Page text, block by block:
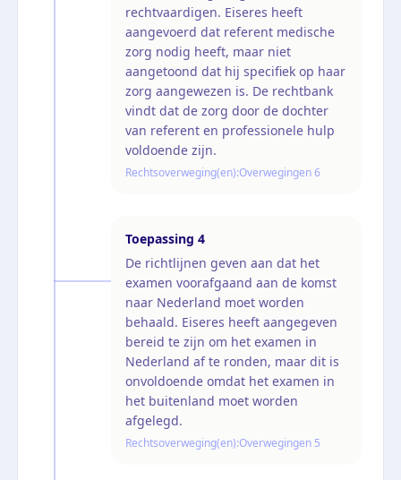
rechtvaardigen. Eiseres heeft
aangevoerd dat referent medische
zorg nodig heeft, maar niet
aangetoond dat hij specifiek op haar
zorg aangewezen is. De rechtbank
vindt dat de zorg door de dochter
van referent en professionele hulp
voldoende zijn.
Rechtsoverweging(en):Overwegingen 6
Toepassing 4
De richtlijnen geven aan dat het
examen voorafgaand aan de komst
naar Nederland moet worden
behaald. Eiseres heeft aangegeven
bereid te zijn om het examen in
Nederland af te ronden, maar dit is
onvoldoende omdat het examen in
het buitenland moet worden
afgelegd.
Rechtsoverweging(en):Overwegingen 5